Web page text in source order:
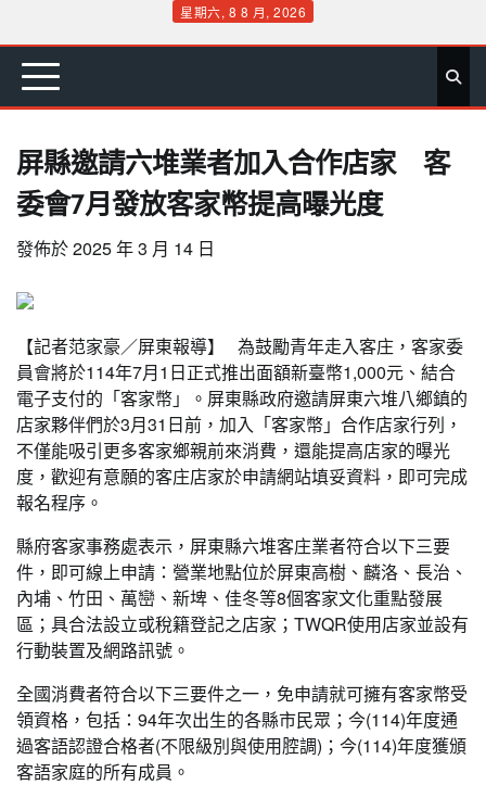
content
星期六, 8 8 月, 2026
首 要 娛 生 社 文 公 運 旅 政 地 專
屏縣邀請六堆業者加入合作店家 客
委會7月發放客家幣提高曝光度
發佈於2025 年 3 月 14 日
【記者范家豪／屏東報導】 為鼓勵青年走入客庄，客家委
員會將於114年7月1日正式推出面額新臺幣1,000元、結合
電子支付的「客家幣」。屏東縣政府邀請屏東六堆八鄉鎮的
店家夥伴們於3月31日前，加入「客家幣」合作店家行列，
不僅能吸引更多客家鄉親前來消費，還能提高店家的曝光
度，歡迎有意願的客庄店家於申請網站填妥資料，即可完成
報名程序。
縣府客家事務處表示，屏東縣六堆客庄業者符合以下三要
件，即可線上申請：營業地點位於屏東高樹、麟洛、長治、
內埔、竹田、萬巒、新埤、佳冬等8個客家文化重點發展
區；具合法設立或稅籍登記之店家；TWQR使用店家並設有
行動裝置及網路訊號。
全國消費者符合以下三要件之一，免申請就可擁有客家幣受
領資格，包括：94年次出生的各縣市民眾；今(114)年度通
過客語認證合格者(不限級別與使用腔調)；今(114)年度獲頒
客語家庭的所有成員。